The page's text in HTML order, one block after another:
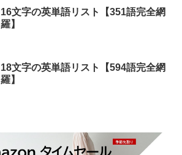
16文字の英単語リスト【351語完全網
羅】
18文字の英単語リスト【594語完全網
羅】